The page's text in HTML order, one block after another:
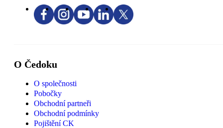
O Čedoku
O společnosti
Pobočky
Obchodní partneři
Obchodní podmínky
Pojištění CK